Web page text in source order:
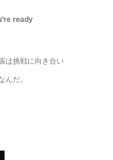
ready
は挑戦に向き合い
んだ。